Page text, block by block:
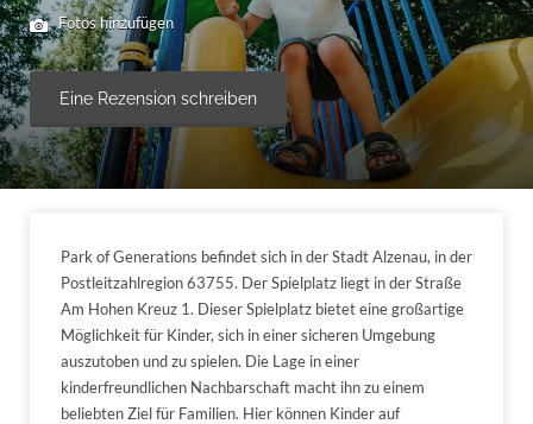
Fotos hinzufügen
Eine Rezension schreiben
Park of Generations befindet sich in der Stadt Alzenau, in der
Postleitzahlregion 63755. Der Spielplatz liegt in der Straße
Am Hohen Kreuz 1. Dieser Spielplatz bietet eine großartige
Möglichkeit für Kinder, sich in einer sicheren Umgebung
auszutoben und zu spielen. Die Lage in einer
kinderfreundlichen Nachbarschaft macht ihn zu einem
beliebten Ziel für Familien. Hier können Kinder auf